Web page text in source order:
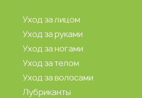
Уход за лицом
Уход за руками
Уход за ногами
Уход за телом
Уход за волосами
Лубриканты